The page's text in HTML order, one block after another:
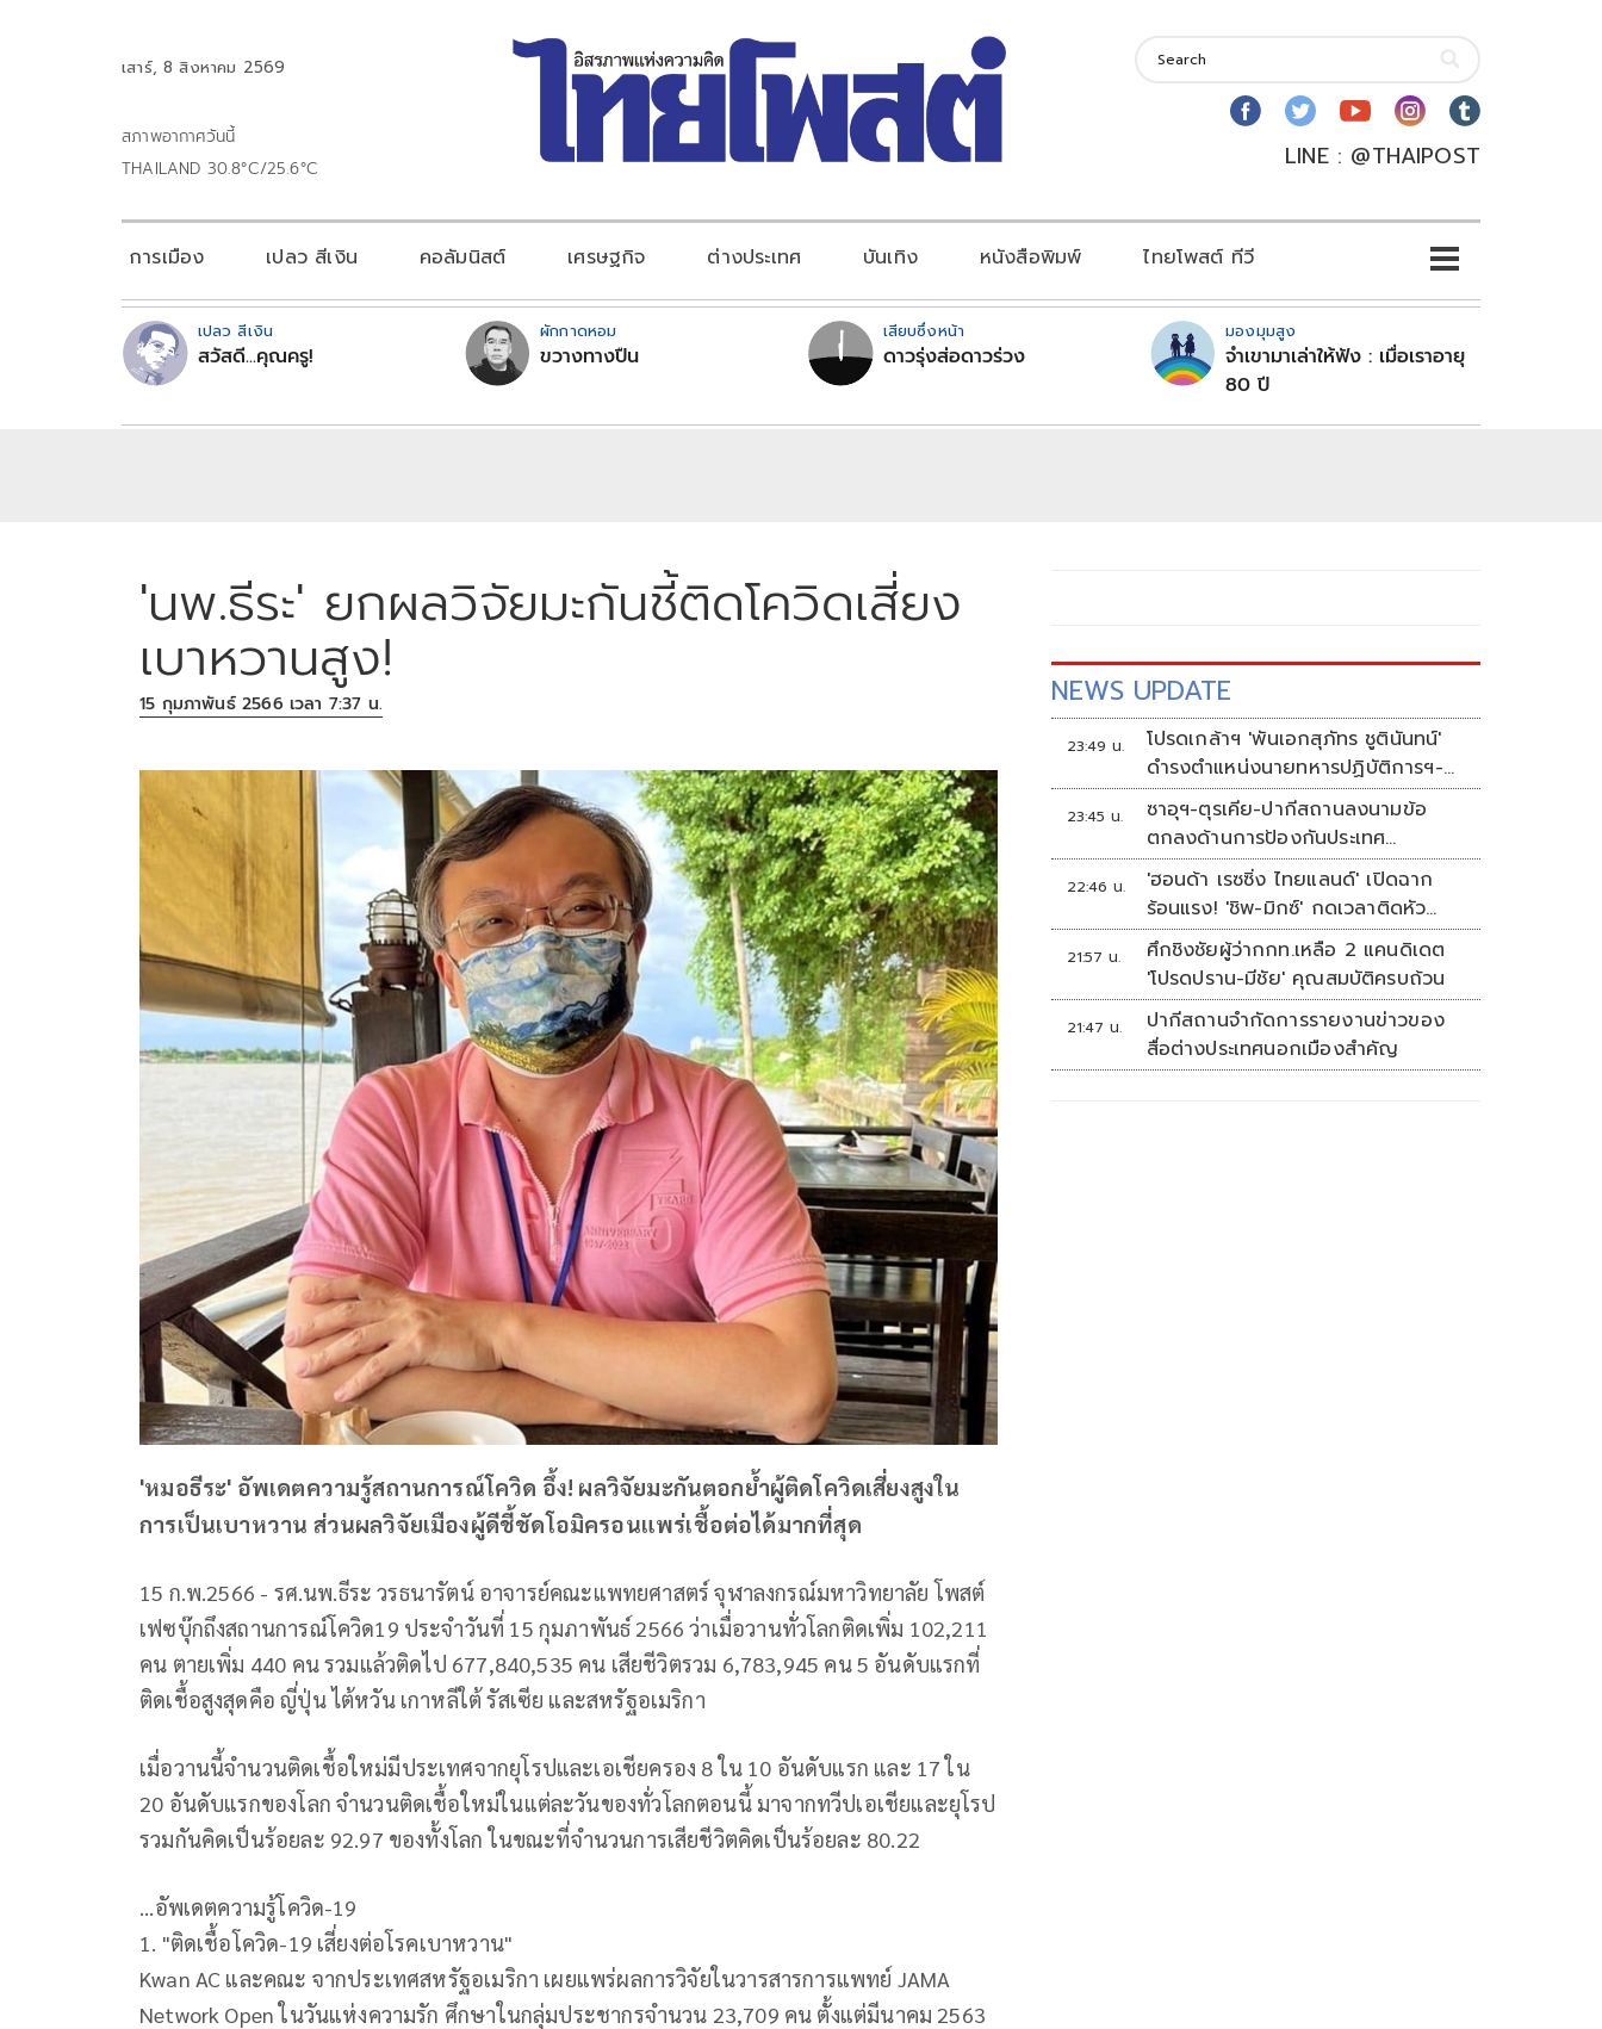
เสาร์, 8 สิงหาคม 2569
สภาพอากาศวันนี้
THAILAND 30.8°C/25.6°C
LINE : @THAIPOST
การเมือง เปลว สีเงิน คอลัมนิสต์ เศรษฐกิจ ต่างประเทศ บันเทิง หนังสือพิมพ์ ไทยโพสต์ ทีวี
เปลว สีเงิน
สวัสดี...คุณครู!
ผักกาดหอม
ขวางทางปืน
เสียบซึ่งหน้า
ดาวรุ่งส่อดาวร่วง
มองมุมสูง
จำเขามาเล่าให้ฟัง : เมื่อเราอายุ
80 ปี
'นพ.ธีระ' ยกผลวิจัยมะกันชี้ติดโควิดเสี่ยง
เบาหวานสูง!
15 กุมภาพันธ์ 2566 เวลา 7:37 น.
'หมอธีระ' อัพเดตความรู้สถานการณ์โควิด อึ้ง! ผลวิจัยมะกันตอกย้ำผู้ติดโควิดเสี่ยงสูงใน
การเป็นเบาหวาน ส่วนผลวิจัยเมืองผู้ดีชี้ชัดโอมิครอนแพร่เชื้อต่อได้มากที่สุด
15 ก.พ.2566 - รศ.นพ.ธีระ วรธนารัตน์ อาจารย์คณะแพทยศาสตร์ จุฬาลงกรณ์มหาวิทยาลัย โพสต์
เฟซบุ๊กถึงสถานการณ์โควิด19 ประจำวันที่ 15 กุมภาพันธ์ 2566 ว่าเมื่อวานทั่วโลกติดเพิ่ม 102,211
คน ตายเพิ่ม 440 คน รวมแล้วติดไป 677,840,535 คน เสียชีวิตรวม 6,783,945 คน 5 อันดับแรกที่
ติดเชื้อสูงสุดคือ ญี่ปุ่น ไต้หวัน เกาหลีใต้ รัสเซีย และสหรัฐอเมริกา
เมื่อวานนี้จำนวนติดเชื้อใหม่มีประเทศจากยุโรปและเอเชียครอง 8 ใน 10 อันดับแรก และ 17 ใน
20 อันดับแรกของโลก จำนวนติดเชื้อใหม่ในแต่ละวันของทั่วโลกตอนนี้ มาจากทวีปเอเชียและยุโรป
รวมกันคิดเป็นร้อยละ 92.97 ของทั้งโลก ในขณะที่จำนวนการเสียชีวิตคิดเป็นร้อยละ 80.22
...อัพเดตความรู้โควิด-19
1. "ติดเชื้อโควิด-19 เสี่ยงต่อโรคเบาหวาน"
Kwan AC และคณะ จากประเทศสหรัฐอเมริกา เผยแพร่ผลการวิจัยในวารสารการแพทย์ JAMA
Network Open ในวันแห่งความรัก ศึกษาในกลุ่มประชากรจำนวน 23,709 คน ตั้งแต่มีนาคม 2563
NEWS UPDATE
23:49 น.
โปรดเกล้าฯ 'พันเอกสุภัทร ชูตินันทน์'
ดำรงตำแหน่งนายทหารปฏิบัติการฯ-
พระราชทานยศ 'พลตรี'
23:45 น.
ซาอุฯ-ตุรเคีย-ปากีสถานลงนามข้อ
ตกลงด้านการป้องกันประเทศ
ท่ามกลางสงครามในภูมิภาค
22:46 น.
'ฮอนด้า เรซซิ่ง ไทยแลนด์' เปิดฉาก
ร้อนแรง! 'ชิพ-มิกซ์' กดเวลาติดหัว
แถว ARRC สนาม 4 ที่มัลดาลิกา
21:57 น.
ศึกชิงชัยผู้ว่ากกท.เหลือ 2 แคนดิเดต
'โปรดปราน-มีชัย' คุณสมบัติครบถ้วน
21:47 น.
ปากีสถานจำกัดการรายงานข่าวของ
สื่อต่างประเทศนอกเมืองสำคัญ